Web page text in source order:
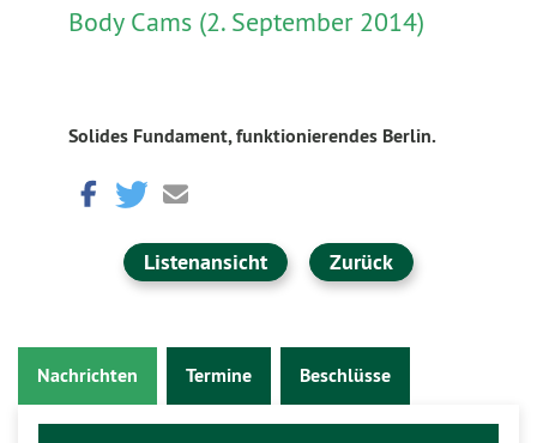
Body Cams (2. September 2014)
Solides Fundament, funktionierendes Berlin.
Listenansicht Zurück
Nachrichten Termine Beschlüsse